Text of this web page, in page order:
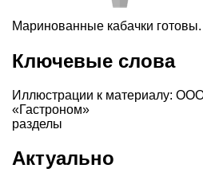
Маринованные кабачки готовы.
Ключевые слова
Иллюстрации к материалу:
«Гастроном»
разделы
Актуально